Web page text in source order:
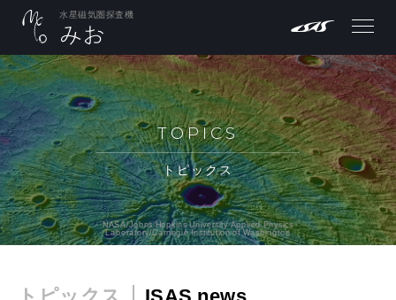
水星磁気圏探査機
TOPICS
トピックス
NASA/Johns Hopkins University Applied Physics
Laboratory/Carnegie Institution of Washington